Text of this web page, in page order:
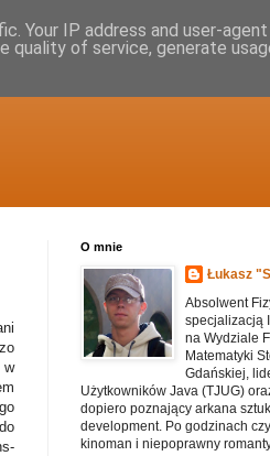
w
O mnie
Łukasz
Absolwent
specjalizacją
na Wydziale
Matematyki
Gdańskiej,
Użytkowników Java (TJUG)
dopiero poznający arkana
development. Po godzinach
kinoman i niepoprawny
Your IP address and user-agent
quality of service, generate